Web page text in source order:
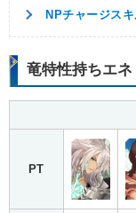
NPチャージス
竜特性持ちエ
PT